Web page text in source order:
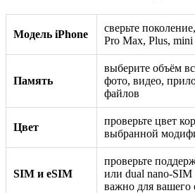
Модель iPhone
сверьте
Pro Max, Plus,
Память
выберите объём
фото, видео,
файлов
Цвет
проверьте цвет
выбранной
SIM и eSIM
проверьте
или dual nano-SIM
важно для вашего